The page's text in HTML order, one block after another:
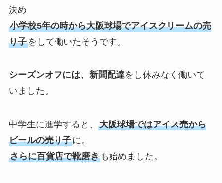
決め
小学校5年の時から大阪球場でアイスクリームの売
り子をして働いたそうです。
シーズンオフには、新聞配達をし休みなく働いて
いました。
中学生に進学すると、 大阪球場ではアイス売から
ビールの売り子に。
さらに百貨店で靴磨きも始めました。